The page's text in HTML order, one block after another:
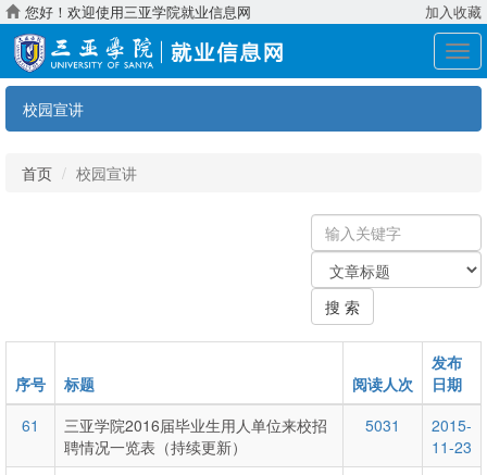
您好！欢迎使用三亚学院就业信息网 加入收藏
展
开
校园宣讲
首页 校园宣讲
输
入
键
字：
关
键
类
型
搜 索
序号 标题 阅读人次
发布
日期
61
三亚学院2016届毕业生用人单位来校招
聘情况一览表（持续更新）
5031
2015-
11-23